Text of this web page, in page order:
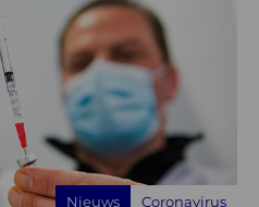
Nieuws Coronavirus